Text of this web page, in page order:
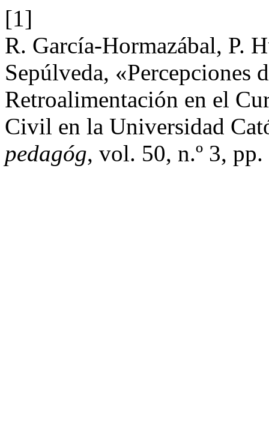
[1]
R. García-Hormazábal, P.
Sepúlveda, «Percepciones
Retroalimentación en el
Civil en la Universidad
pedagóg, vol. 50, n.º 3,